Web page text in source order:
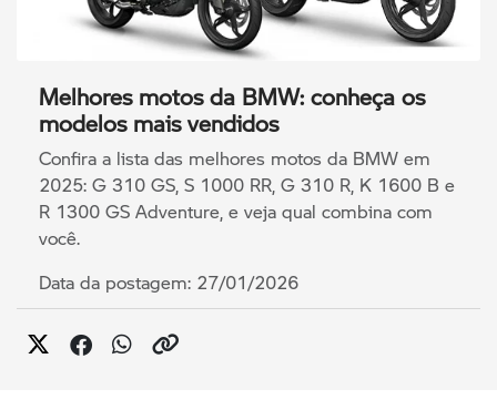
Melhores motos da BMW: conheça os
modelos mais vendidos
Confira a lista das melhores motos da BMW em
2025: G 310 GS, S 1000 RR, G 310 R, K 1600 B e
R 1300 GS Adventure, e veja qual combina com
você.
Data da postagem: 27/01/2026